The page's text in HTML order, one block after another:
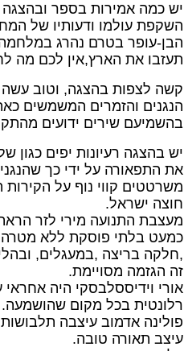
יש כמה אמירות בספר
השקפת עולמו ודעותיו של
הבן-עופר בטרם נהרג במלחמה
תעזבו את הארץ,אין לכם מה
קשה לצפות בהצגה, וטוב
הנגנים והזמרים המשמשים
בהשמיעם שירים ידועים
יש בהצגה רעיונות יפים כגון
את התפאורה על ידי כך
משרטטים קווי נוף על
חוצה ישראל.
מעצבת התנועה מירי לזר
כמעט בלתי פוסקת ללא
,חלקה בריצה ,במעגלים,
זה הגזמה מסויימת.
אורי וידיססלבסקי היה
רלונטית בכל מקום שהושמעה.
פולינה אדמוב עיצבה
עיצב תאורה טובה.